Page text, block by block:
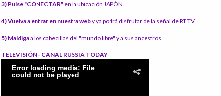
3) Pulse "CONECTAR" en la ubicación JAPÓN
4) Vuelva a entrar en nuestra weby ya podrá disfrutar de la señal de RT TV
5) Maldigaa los cabecillas del "mundo libre" y a sus ancestros
TELEVISIÓN - CANAL RUSSIA TODAY